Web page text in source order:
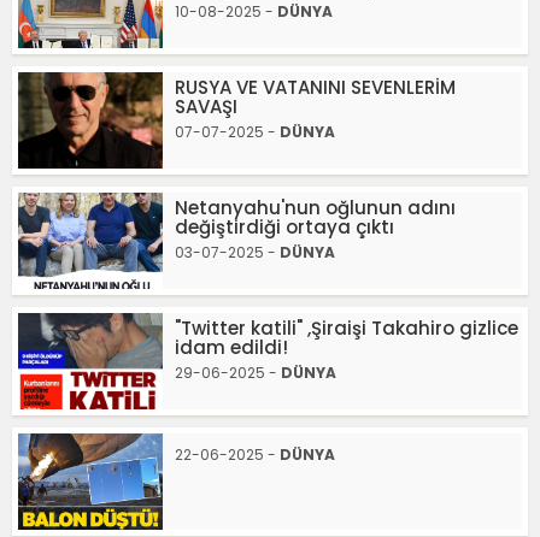
10-08-2025 - DÜNYA
RUSYA VE VATANINI SEVENLERİM
SAVAŞI
07-07-2025 - DÜNYA
Netanyahu'nun oğlunun adını
değiştirdiği ortaya çıktı
03-07-2025 - DÜNYA
"Twitter katili" ,Şiraişi Takahiro gizlice
idam edildi!
29-06-2025 - DÜNYA
22-06-2025 - DÜNYA